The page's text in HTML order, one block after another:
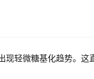
轻微糖基化趋势。这